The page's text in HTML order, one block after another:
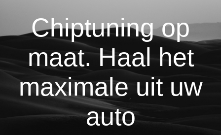
Chiptuning op
maat. Haal het
maximale uit uw
auto